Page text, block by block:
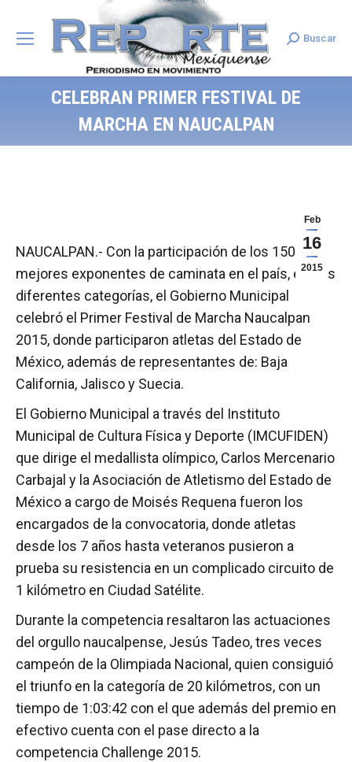
Search:
Buscar
CELEBRAN PRIMER FESTIVAL DE
MARCHA EN NAUCALPAN
Feb
16
2015
NAUCALPAN.- Con la participación de los 150
mejores exponentes de caminata en el país, en sus
diferentes categorías, el Gobierno Municipal
celebró el Primer Festival de Marcha Naucalpan
2015, donde participaron atletas del Estado de
México, además de representantes de: Baja
California, Jalisco y Suecia.
El Gobierno Municipal a través del Instituto
Municipal de Cultura Física y Deporte (IMCUFIDEN)
que dirige el medallista olímpico, Carlos Mercenario
Carbajal y la Asociación de Atletismo del Estado de
México a cargo de Moisés Requena fueron los
encargados de la convocatoria, donde atletas
desde los 7 años hasta veteranos pusieron a
prueba su resistencia en un complicado circuito de
1 kilómetro en Ciudad Satélite.
Durante la competencia resaltaron las actuaciones
del orgullo naucalpense, Jesús Tadeo, tres veces
campeón de la Olimpiada Nacional, quien consiguió
el triunfo en la categoría de 20 kilómetros, con un
tiempo de 1:03:42 con el que además del premio en
efectivo cuenta con el pase directo a la
competencia Challenge 2015.